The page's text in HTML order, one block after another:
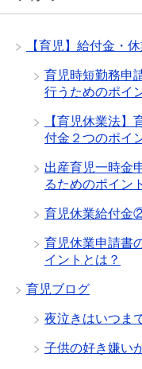
【育児】給付金・
育児時短勤務申
行うためのポイ
【育児休業法
付金２つのポイ
出産育児一時金
るためのポイン
育児休業給付金
育児休業申請書
イントとは？
育児ブログ
夜泣きはいつま
子供の好き嫌い